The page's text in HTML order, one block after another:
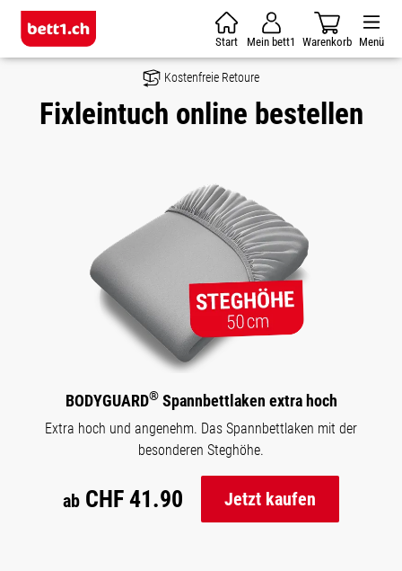
Zum Hauptinhalt springen
Start Mein bett1 Warenkorb Menü
Kostenfreie Retoure
Fixleintuch online bestellen
BODYGUARD®Spannbettlaken extra hoch
Extra hoch und angenehm. Das Spannbettlaken mit der
besonderen Steghöhe.
ab CHF 41.90 Jetzt kaufen